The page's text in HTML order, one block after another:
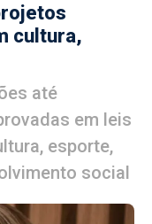
cultura,
até
em leis
esporte,
social